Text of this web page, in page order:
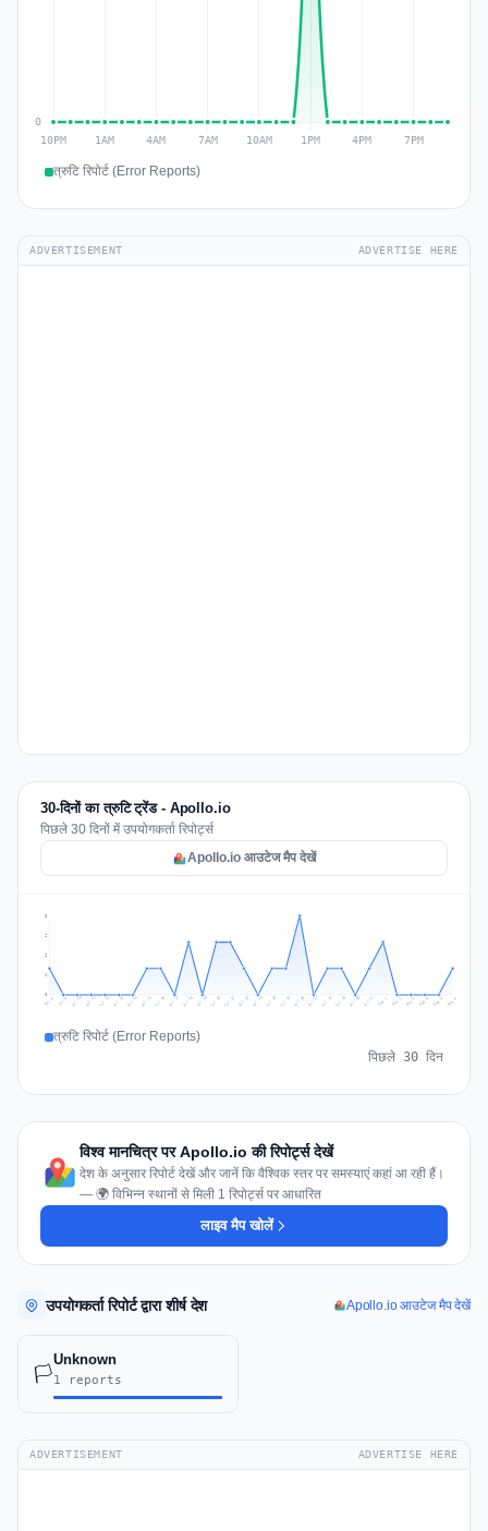
त्रुटि रिपोर्ट (Error Reports)
ADVERTISEMENT ADVERTISE HERE
30-दिनों का त्रुटि ट्रेंड - Apollo.io
पिछले 30 दिनों में उपयोगकर्ता रिपोर्ट्स
Apollo.io आउटेज मैप देखें
1
2
2
3
Jul 8 Jul 9 Jul 10 Jul 11 Jul 12 Jul 13 Jul 14 Jul 15 Jul 16 Jul 17 Jul 18 Jul 19 Jul 20 Jul 21 Jul 22 Jul 23 Jul 24 Jul 25 Jul 26 Jul 27 Jul 28 Jul 29 Jul 30 Jul 31 Aug 1 Aug 2 Aug 3 Aug 4 Aug 5 Aug 6
त्रुटि रिपोर्ट (Error Reports)
पिछले 30 दिन
विश्व मानचित्र पर Apollo.io की रिपोर्ट्स देखें
देश के अनुसार रिपोर्ट देखें और जानें कि वैश्विक स्तर पर समस्याएं कहां आ रही हैं।
— 🌍 विभिन्न स्थानों से मिली 1 रिपोर्ट्स पर आधारित
लाइव मैप खोलें
उपयोगकर्ता रिपोर्ट द्वारा शीर्ष देश Apollo.io आउटेज मैप देखें
🏳️
Unknown
1 reports
ADVERTISEMENT ADVERTISE HERE